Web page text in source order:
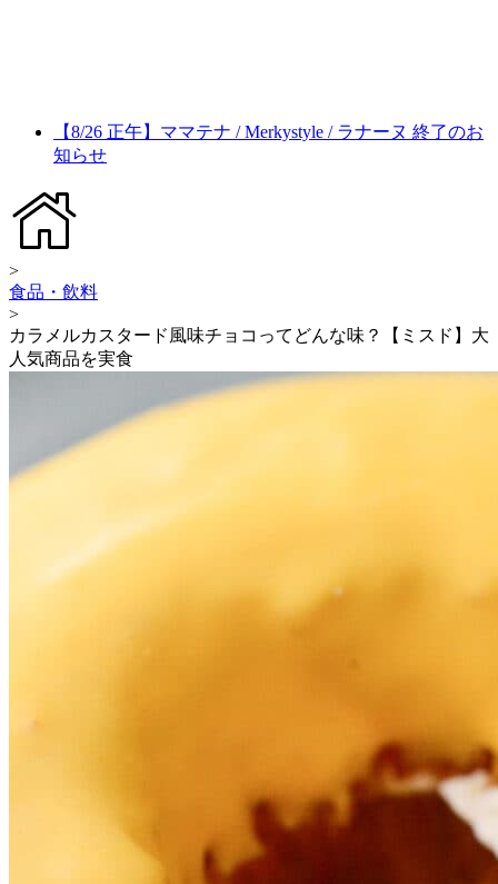
【8/26 正午】ママテナ / Merkystyle / ラナーヌ 終了のお
知らせ
>
食品・飲料
>
カラメルカスタード風味チョコってどんな味？【ミスド】大
人気商品を実食